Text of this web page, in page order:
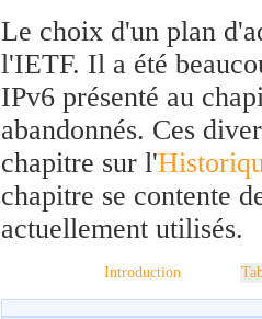
Le choix d'un plan
l'IETF. Il a été
IPv6 présenté au
abandonnés. Ces
chapitre sur l'
chapitre se contente
actuellement utilisés.
Introduction